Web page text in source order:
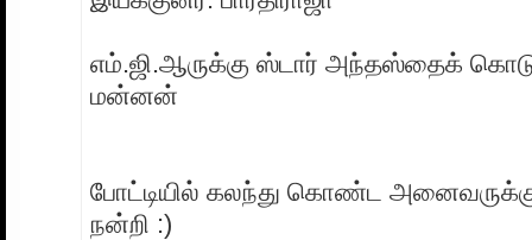
எம்.ஜி.ஆருக்கு ஸ்டார் அந்தஸ்தைக்
மன்னன்
போட்டியில் கலந்து கொண்ட
நன்றி :)